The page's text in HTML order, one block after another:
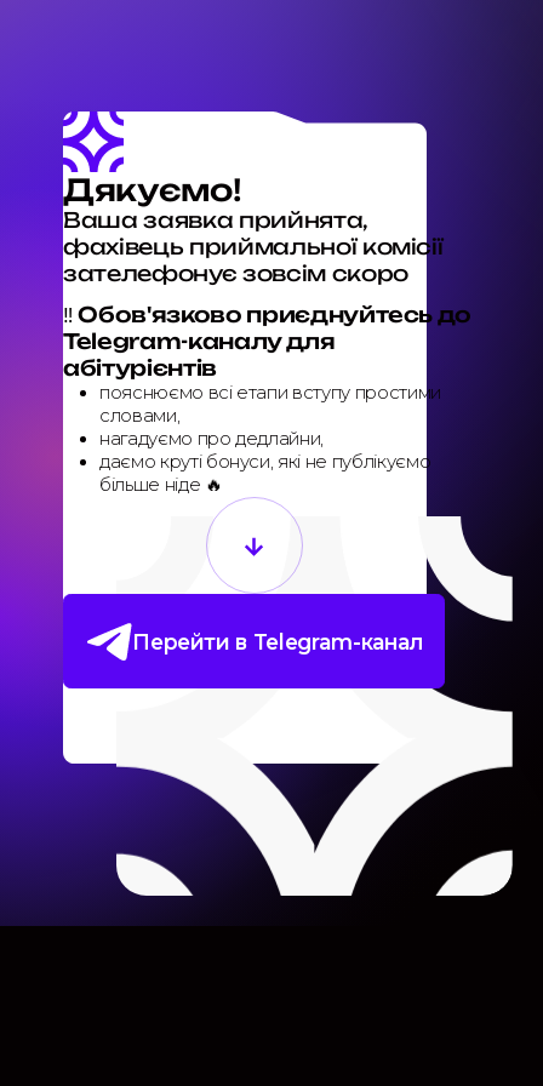
Дякуємо!
Ваша заявка прийнята,
фахівець приймальної комісії
зателефонує зовсім скоро
‼️ Обов'язково приєднуйтесь до
Telegram-каналу для
абітурієнтів
пояснюємо всі етапи вступу простими
словами,
нагадуємо про дедлайни,
даємо круті бонуси, які не публікуємо
більше ніде 🔥
Перейти в Telegram-канал